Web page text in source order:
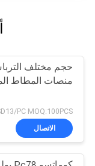
حجم مختلف
منصات المطاط
PC MOQ:100PCS
الاتصال